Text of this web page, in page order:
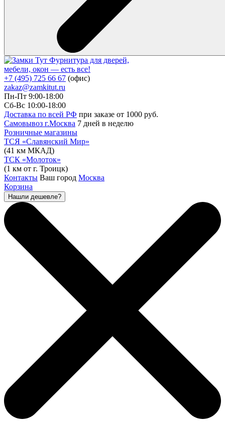
Фурнитура для дверей,
мебели, окон — есть все!
+7 (495) 725 66 67 (офис)
zakaz@zamkitut.ru
Пн-Пт 9:00-18:00
Сб-Вс 10:00-18:00
Доставка по всей РФ при заказе от 1000 руб.
Самовывоз г.Москва 7 дней в неделю
Розничные магазины
ТСЯ «Славянский Мир»
(41 км МКАД)
ТСК «Молоток»
(1 км от г. Троицк)
Контакты Ваш город Москва
Корзина
Нашли дешевле?